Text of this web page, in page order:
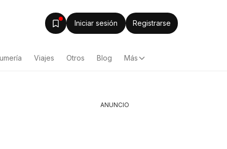
Iniciar sesión Registrarse
Viajes Otros Blog Más
ANUNCIO